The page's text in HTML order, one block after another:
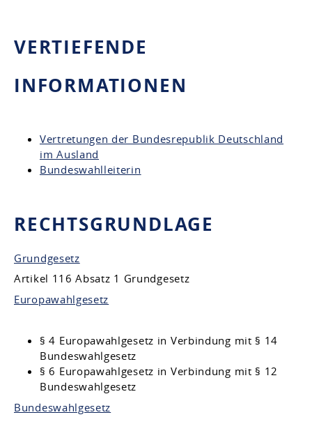
VERTIEFENDE
INFORMATIONEN
Vertretungen der Bundesrepublik Deutschland
im Ausland
Bundeswahlleiterin
RECHTSGRUNDLAGE
Grundgesetz
Artikel 116 Absatz 1 Grundgesetz
Europawahlgesetz
§ 4 Europawahlgesetz in Verbindung mit § 14
Bundeswahlgesetz
§ 6 Europawahlgesetz in Verbindung mit § 12
Bundeswahlgesetz
Bundeswahlgesetz